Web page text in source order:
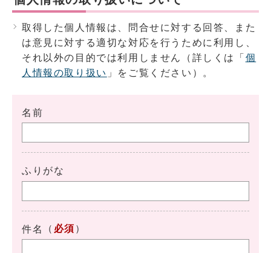
取得した個人情報は、問合せに対する回答、また
は意見に対する適切な対応を行うために利用し、
それ以外の目的では利用しません（詳しくは「 個
人情報の取り扱い 」をご覧ください）。
名前
ふりがな
件名 （ 必須 ）